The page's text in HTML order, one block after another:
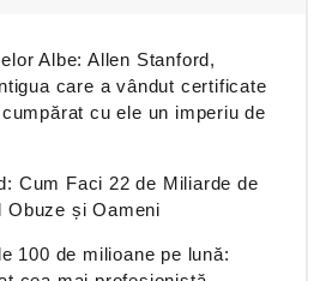
Albe: Allen Stanford,
care a vândut certificate
cu ele un imperiu de
Cum Faci 22 de Miliarde de
Obuze și Oameni
100 de milioane pe lună: